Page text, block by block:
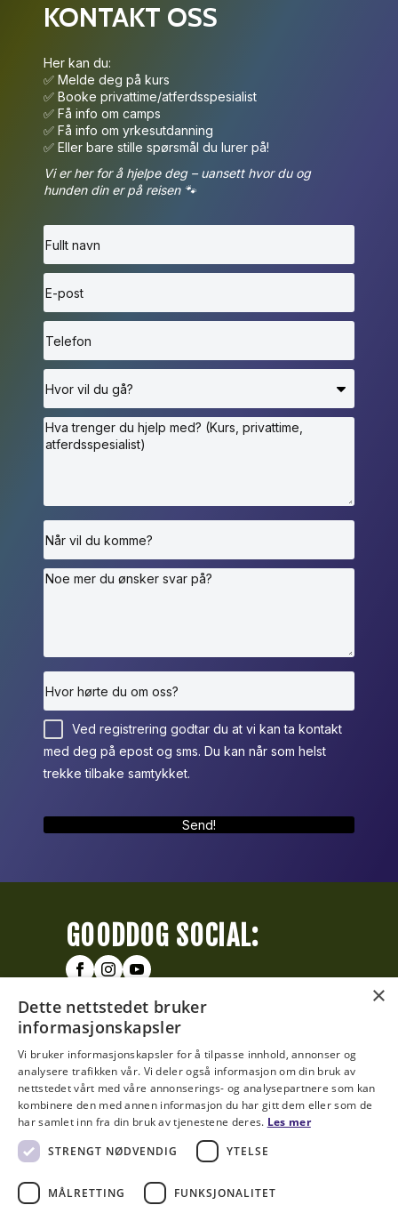
KONTAKT OSS
Her kan du:
✅ Melde deg på kurs
✅ Booke privattime/atferdsspesialist
✅ Få info om camps
✅ Få info om yrkesutdanning
✅ Eller bare stille spørsmål du lurer på!
Vi er her for å hjelpe deg – uansett hvor du og
hunden din er på reisen 🐾
Ved registrering godtar du at vi kan ta kontakt
med deg på epost og sms. Du kan når som helst
trekke tilbake samtykket.
Send!
GOODDOG SOCIAL:
GOODDOG BLOG
Den siste reisen sammen
Dyr i bur?
GOODDOG HUB
MÅNEDEN »
×
Dette nettstedet bruker
informasjonskapsler
Vi bruker informasjonskapsler for å tilpasse innhold, annonser og
analysere trafikken vår. Vi deler også informasjon om din bruk av
nettstedet vårt med våre annonserings- og analysepartnere som kan
kombinere den med annen informasjon du har gitt dem eller som de
har samlet inn fra din bruk av tjenestene deres. Les mer
STRENGT NØDVENDIG
YTELSE
MÅLRETTING FUNKSJONALITET